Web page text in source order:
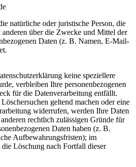
natürliche oder juristische Person, die
über die Zwecke und Mittel der
Daten (z. B. Namen, E-Mail-
keine speziellere
verbleiben Ihre personenbezogenen
für die Datenverarbeitung entfällt.
geltend machen oder eine
widerrufen, werden Ihre Daten
rechtlich zulässigen Gründe für
Daten haben (z. B.
Aufbewahrungsfristen); im
Löschung nach Fortfall dieser